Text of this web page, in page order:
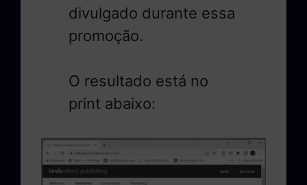
divulgado durante essa
promoção.
O resultado está no
print abaixo: